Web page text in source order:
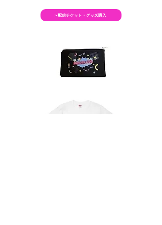
＞配信チケット・グッズ購入